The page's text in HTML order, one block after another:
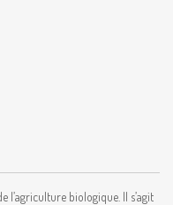
l’agriculture biologique. Il s’agit